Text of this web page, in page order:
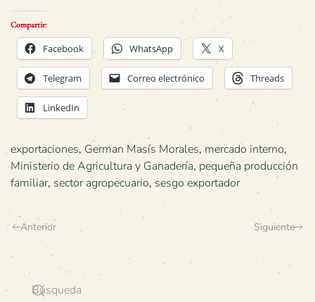
Compartir:
Facebook WhatsApp X
Telegram Correo electrónico Threads
LinkedIn
exportaciones, German Masís Morales, mercado interno,
Ministerio de Agricultura y Ganadería, pequeña producción
familiar, sector agropecuario, sesgo exportador
Anterior Siguiente